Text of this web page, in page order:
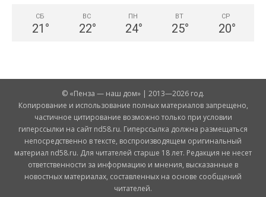
СБ
21 °
ВС
22°
ПН
24°
ВТ
25°
СР
20°
© «Пенза — наш дом» | 2013—2026 год.
Копирование и использование полных материалов запрещено,
частичное цитирование возможно только при условии
гиперссылки на сайт nd58.ru. Гиперссылка должна размещаться
непосредственно в тексте, воспроизводящем оригинальный
материал nd58.ru. Для читателей старше 18 лет. Редакция не несет
ответственности за информацию и мнения, высказанные в
новостных материалах, составленных на основе сообщений
читателей.